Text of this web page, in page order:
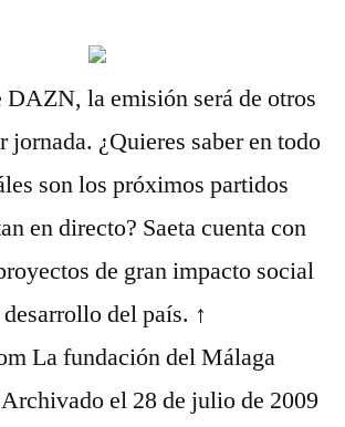
DAZN, la emisión será de otros
jornada. ¿Quieres saber en todo
son los próximos partidos
en directo? Saeta cuenta con
de gran impacto social
del país. ↑
La fundación del Málaga
el 28 de julio de 2009